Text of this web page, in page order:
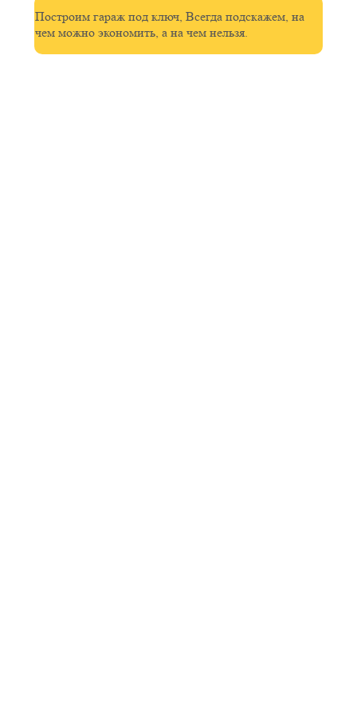
Построим гараж под ключ, Всегда подскажем, на
чем можно экономить, а на чем нельзя.